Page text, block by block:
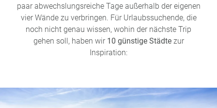
paar abwechslungsreiche Tage außerhalb der eigenen
vier Wände zu verbringen. Für Urlaubssuchende, die
noch nicht genau wissen, wohin der nächste Trip
gehen soll, haben wir 10 günstige Städte zur
Inspiration: